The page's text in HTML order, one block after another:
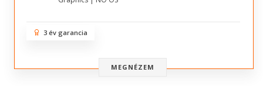
3 év garancia
MEGNÉZEM